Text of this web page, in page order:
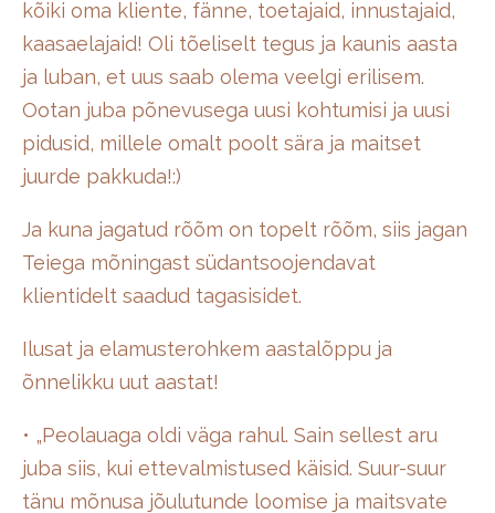
kõiki oma kliente, fänne, toetajaid, innustajaid,
kaasaelajaid! Oli tõeliselt tegus ja kaunis aasta
ja luban, et uus saab olema veelgi erilisem.
Ootan juba põnevusega uusi kohtumisi ja uusi
pidusid, millele omalt poolt sära ja maitset
juurde pakkuda!:)
Ja kuna jagatud rõõm on topelt rõõm, siis jagan
Teiega mõningast südantsoojendavat
klientidelt saadud tagasisidet.
Ilusat ja elamusterohkem aastalõppu ja
õnnelikku uut aastat!
• „Peolauaga oldi väga rahul. Sain sellest aru
juba siis, kui ettevalmistused käisid. Suur-suur
tänu mõnusa jõulutunde loomise ja maitsvate